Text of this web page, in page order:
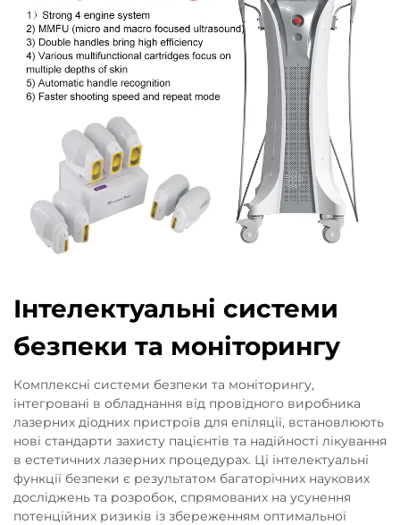
Інтелектуальні системи
безпеки та моніторингу
Комплексні системи безпеки та моніторингу,
інтегровані в обладнання від провідного виробника
лазерних діодних пристроїв для епіляції, встановлюють
нові стандарти захисту пацієнтів та надійності лікування
в естетичних лазерних процедурах. Ці інтелектуальні
функції безпеки є результатом багаторічних наукових
досліджень та розробок, спрямованих на усунення
потенційних ризиків із збереженням оптимальної